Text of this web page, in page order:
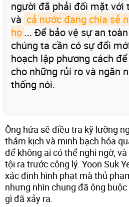
người đã phải đối mặt với
và cả nước đang chia sẻ
họ ... Để bảo vệ sự an
chúng ta cần có sự đổi
hoạch lập phương cách
cho những rủi ro và ngăn
thống nói.
Ông hứa sẽ điều tra kỹ lưỡng
thảm kịch và minh bạch hóa
để không ai có thể nghi ngờ,
tội ra trước công lý. Yoon Suk
xác định hình phạt mà thủ
nhưng nhìn chung đã ông
gì đã xảy ra.